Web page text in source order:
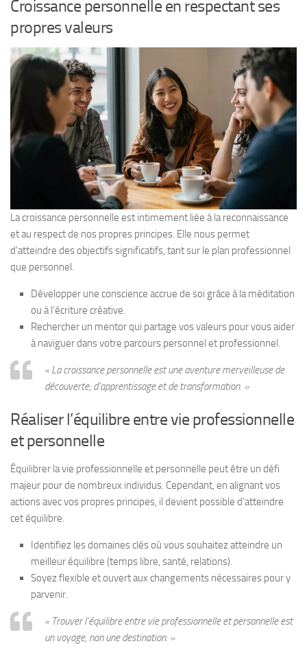
Croissance personnelle en respectant ses
propres valeurs
La croissance personnelle est intimement liée à la reconnaissance
et au respect de nos propres principes. Elle nous permet
d’atteindre des objectifs significatifs, tant sur le plan professionnel
que personnel.
Développer une conscience accrue de soi grâce à la méditation
ou à l’écriture créative.
Rechercher un mentor qui partage vos valeurs pour vous aider
à naviguer dans votre parcours personnel et professionnel.
« La croissance personnelle est une aventure merveilleuse de
découverte, d’apprentissage et de transformation. »
Réaliser l’équilibre entre vie professionnelle
et personnelle
Équilibrer la vie professionnelle et personnelle peut être un défi
majeur pour de nombreux individus. Cependant, en alignant vos
actions avec vos propres principes, il devient possible d’atteindre
cet équilibre.
Identifiez les domaines clés où vous souhaitez atteindre un
meilleur équilibre (temps libre, santé, relations).
Soyez flexible et ouvert aux changements nécessaires pour y
parvenir.
« Trouver l’équilibre entre vie professionnelle et personnelle est
un voyage, non une destination. »